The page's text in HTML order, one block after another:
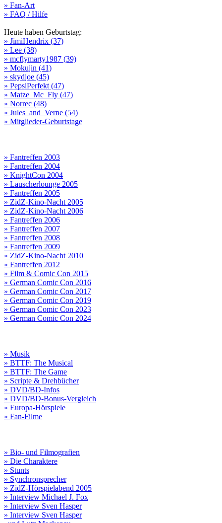
» Fan-Art
» FAQ / Hilfe
Heute haben Geburtstag:
» JimiHendrix (37)
» Lee (38)
» mcflymarty1987 (39)
» Mokujin (41)
» skydjoe (45)
» PepsiPerfekt (47)
» Matze_Mc_Fly (47)
» Norrec (48)
» Jules_and_Verne (54)
» Mitglieder-Geburtstage
» Fantreffen 2003
» Fantreffen 2004
» KnightCon 2004
» Lauscherlounge 2005
» Fantreffen 2005
» ZidZ-Kino-Nacht 2005
» ZidZ-Kino-Nacht 2006
» Fantreffen 2006
» Fantreffen 2007
» Fantreffen 2008
» Fantreffen 2009
» ZidZ-Kino-Nacht 2010
» Fantreffen 2012
» Film & Comic Con 2015
» German Comic Con 2016
» German Comic Con 2017
» German Comic Con 2019
» German Comic Con 2023
» German Comic Con 2024
» Musik
» BTTF: The Musical
» BTTF: The Game
» Scripte & Drehbücher
» DVD/BD-Infos
» DVD/BD-Bonus-Vergleich
» Europa-Hörspiele
» Fan-Filme
» Bio- und Filmografien
» Die Charaktere
» Stunts
» Synchronsprecher
» ZidZ-Hörspielabend 2005
» Interview Michael J. Fox
» Interview Sven Hasper
» Interview Sven Hasper